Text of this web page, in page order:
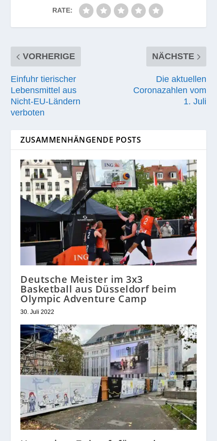
RATE:
VORHERIGE
Einfuhr tierischer
Lebensmittel aus
Nicht-EU-Ländern
verboten
NÄCHSTE
Die aktuellen
Coronazahlen vom
1. Juli
ZUSAMMENHÄNGENDE POSTS
Deutsche Meister im 3x3
Basketball aus Düsseldorf beim
Olympic Adventure Camp
30. Juli 2022